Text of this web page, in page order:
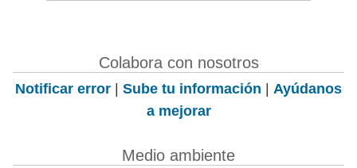
Colabora con nosotros
Notificar error | Sube tu información | Ayúdanos
a mejorar
Medio ambiente